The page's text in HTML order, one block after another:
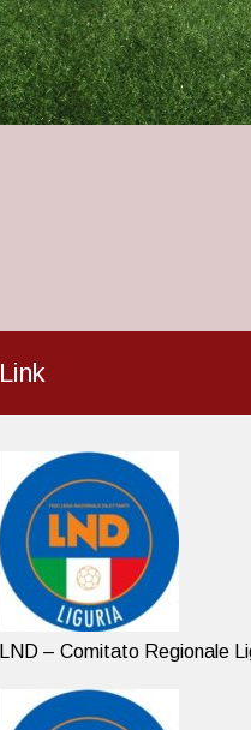
Link
LND – Comitato Regionale